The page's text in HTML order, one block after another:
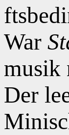
War
musik
Der